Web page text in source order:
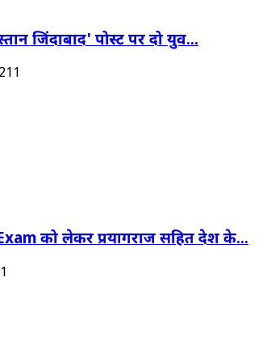
जिंदाबाद' पोस्ट पर दो युव...
211
को लेकर प्रयागराज सहित देश के...